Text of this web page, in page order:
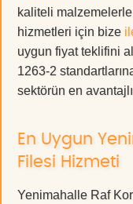
kaliteli
hizmetleri için bize
uygun fiyat teklifini
1263-2
sektörün en
En Uygun
Filesi Hizmeti
Yenimahalle Raf